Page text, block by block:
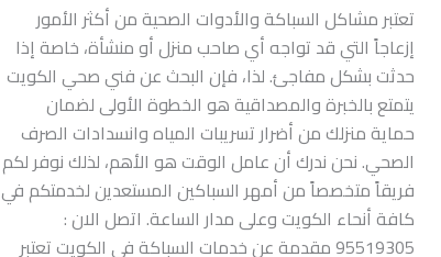
تعتبر مشاكل السباكة والأدوات الصحية من أكثر الأمور
إزعاجاً التي قد تواجه أي صاحب منزل أو منشأة، خاصة إذا
حدثت بشكل مفاجئ. لذا، فإن البحث عن فني صحي الكويت
يتمتع بالخبرة والمصداقية هو الخطوة الأولى لضمان
حماية منزلك من أضرار تسريبات المياه وانسدادات الصرف
الصحي. نحن ندرك أن عامل الوقت هو الأهم، لذلك نوفر لكم
فريقاً متخصصاً من أمهر السباكين المستعدين لخدمتكم في
كافة أنحاء الكويت وعلى مدار الساعة. اتصل الان :
95519305 مقدمة عن خدمات السباكة في الكويت تعتبر